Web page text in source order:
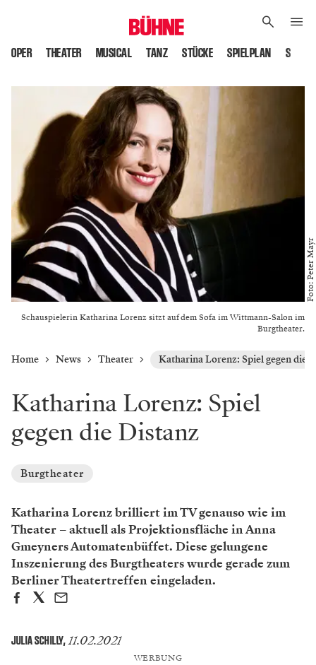
OPER THEATER MUSICAL TANZ STÜCKE SPIELPLAN
Schauspielerin Katharina Lorenz sitzt auf dem Sofa im Wittmann-Salon im
Burgtheater.
Foto: Peter Mayr
Home News Theater Katharina Lorenz: Spiel gegen die
Katharina Lorenz: Spiel
gegen die Distanz
Burgtheater
­Katharina Lorenz brilliert im TV genauso wie im
Theater – aktuell als Projektionsfläche in Anna
Gmeyners Automatenbüffet. Diese gelungene
Inszenierung des Burgtheaters wurde gerade zum
Berliner Theatertreffen eingeladen.
JULIA SCHILLY, 11.02.2021
WERBUNG